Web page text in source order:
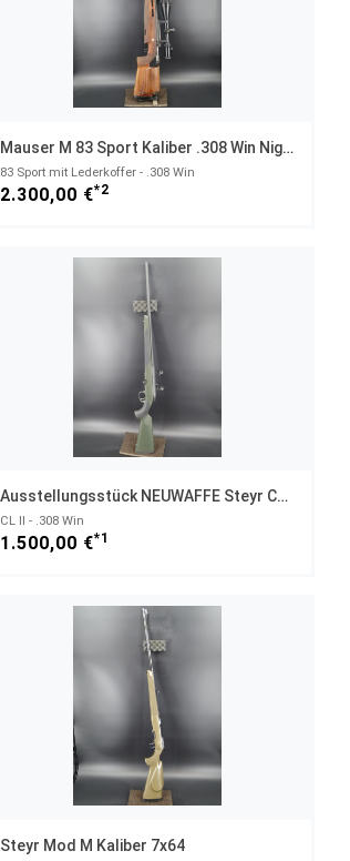
Mauser M 83 Sport Kaliber .308 Win Night Force 8-32x56 Versa Pod
83 Sport mit Lederkoffer - .308 Win
2.300,00 €*2
Ausstellungsstück NEUWAFFE Steyr CL II Kaliber .308 Win UNGESCHOSSEN
CL II - .308 Win
1.500,00 €*1
Steyr Mod M Kaliber 7x64